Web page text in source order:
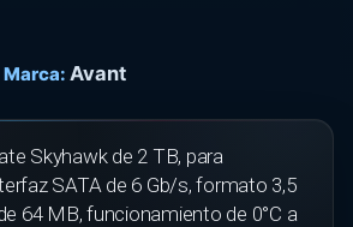
Marca: Avant
Skyhawk de 2 TB, para
SATA de 6 Gb/s, formato 3,5
64 MB, funcionamiento de 0°C a